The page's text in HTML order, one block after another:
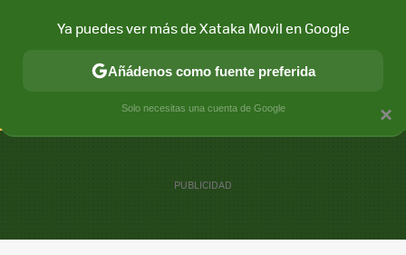
CONECTIVIDAD MÓVIL Y SOCIEDAD APLICACIONES
×
Ya puedes ver más de Xataka Movil en Google
Añádenos como fuente preferida
Solo necesitas una cuenta de Google